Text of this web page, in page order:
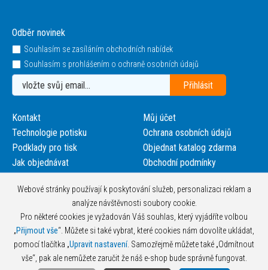
Webové stránky používají k poskytování služeb, personalizaci reklam a
analýze návštěvnosti soubory cookie.
Pro některé cookies je vyžadován Váš souhlas, který vyjádříte volbou
„Přijmout vše“. Můžete si také vybrat, které cookies nám dovolíte ukládat,
pomocí tlačítka „Upravit nastavení. Samozřejmě můžete také „Odmítnout
vše“, pak ale nemůžete zaručit že náš e-shop bude správně fungovat.
Odběr novinek
Souhlasím se zasíláním obchodních nabídek
Souhlasím s prohlášením o ochraně osobních údajů
Kontakt
Technologie potisku
Podklady pro tisk
Jak objednávat
Můj účet
Ochrana osobních údajů
Objednat katalog zdarma
Obchodní podmínky